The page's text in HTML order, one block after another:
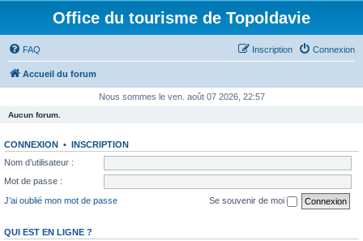
Office du tourisme de Topoldavie
FAQ Connexion
Inscription
Accueil du forum
Nous sommes le ven. août 07 2026, 22:57
Aucun forum.
CONNEXION • INSCRIPTION
Nom d’utilisateur :
Mot de passe :
J’ai oublié mon mot de passe
Se souvenir de moi
QUI EST EN LIGNE ?